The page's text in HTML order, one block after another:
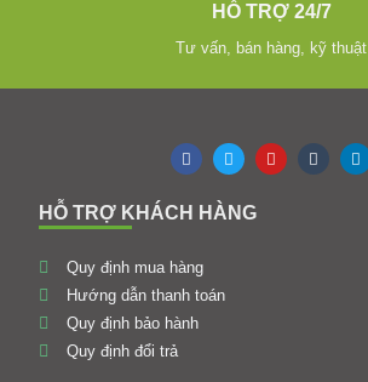
HỖ TRỢ 24/7
Tư vấn, bán hàng, kỹ thuật
HỖ TRỢ KHÁCH HÀNG
Quy định mua hàng
Hướng dẫn thanh toán
Quy định bảo hành
Quy định đổi trả